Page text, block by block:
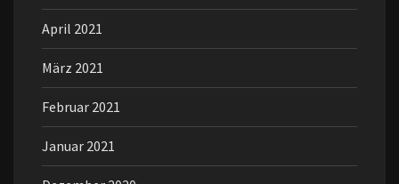
April 2021
März 2021
Februar 2021
Januar 2021